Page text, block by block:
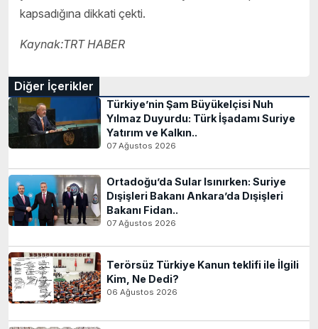
kapsadığına dikkati çekti.
Kaynak:TRT HABER
Diğer İçerikler
Türkiye’nin Şam Büyükelçisi Nuh
Yılmaz Duyurdu: Türk İşadamı Suriye
Yatırım ve Kalkın..
07 Ağustos 2026
Ortadoğu’da Sular Isınırken: Suriye
Dışişleri Bakanı Ankara’da Dışişleri
Bakanı Fidan..
07 Ağustos 2026
Terörsüz Türkiye Kanun teklifi ile İlgili
Kim, Ne Dedi?
06 Ağustos 2026